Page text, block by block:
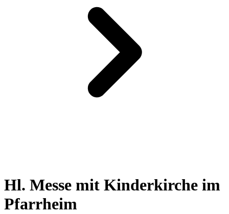
Hl. Messe mit Kinderkirche im
Pfarrheim